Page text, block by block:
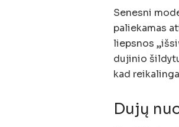
Senesni
paliekamas
liepsnos
dujinio
kad
Dujų